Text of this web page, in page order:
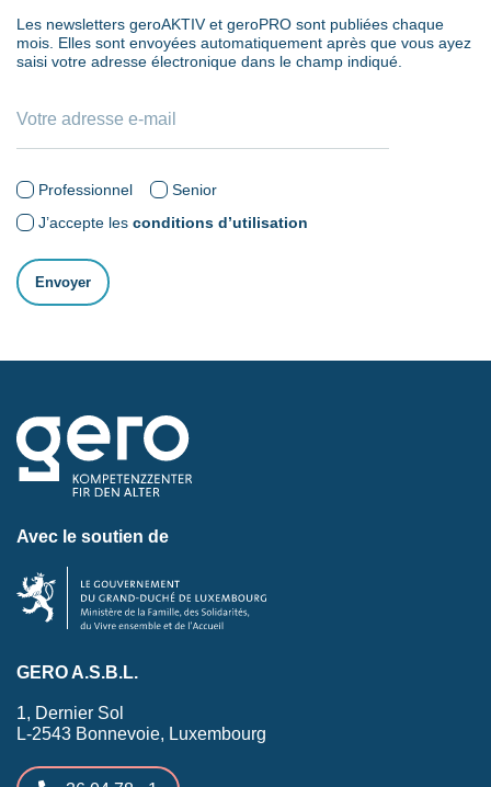
Les newsletters geroAKTIV et geroPRO sont publiées chaque
mois. Elles sont envoyées automatiquement après que vous ayez
saisi votre adresse électronique dans le champ indiqué.
Professionnel
Senior
J’accepte les conditions d’utilisation
Avec le soutien de
GERO A.S.B.L.
1, Dernier Sol
L-2543 Bonnevoie, Luxembourg